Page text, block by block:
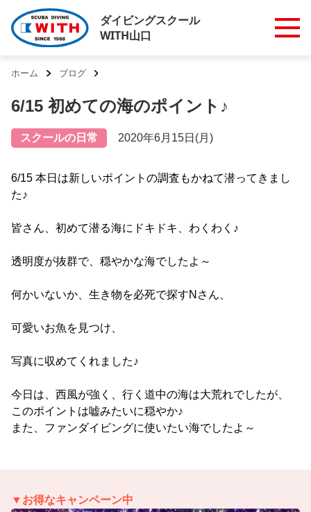
ダイビングスクール
WITH山口
ホーム ブログ
6/15 初めての海のポイント♪
スクールの日常 2020年6月15日(月)
6/15 本日は新しいポイントの調査もかねて潜ってきまし
た♪
皆さん、初めて潜る海にドキドキ、わくわく♪
透明度が抜群で、穏やかな海でしたよ～
何かいないか、生き物を必死で探すNさん、
可愛いお魚を見つけ、
写真に収めてくれました♪
今日は、西風が強く、行く道中の海は大荒れでしたが、
このポイントは嘘みたいに穏やか♪
また、ファンダイビングに使いたい海でしたよ～
▼お得なキャンペーン中